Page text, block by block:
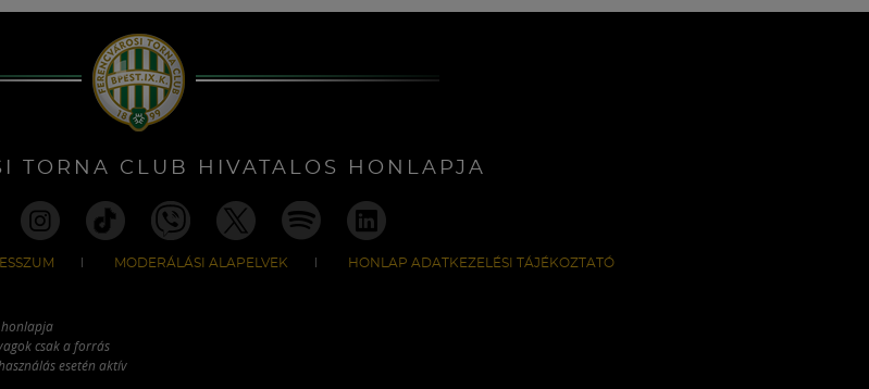
TORNA CLUB HIVATALOS HONLAPJA
MODERÁLÁSI ALAPELVEK HONLAP ADATKEZELÉSI TÁJÉKOZTATÓ
honlapja
csak a forrás
esetén aktív